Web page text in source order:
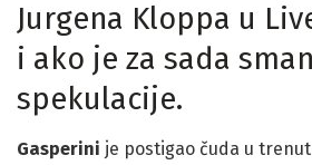
Jurgena Kloppa u
i ako je za sada
spekulacije.
Gasperini je postigao čuda u